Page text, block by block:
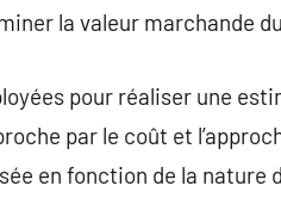
la valeur marchande
pour réaliser une
par le coût et
en fonction de la nature